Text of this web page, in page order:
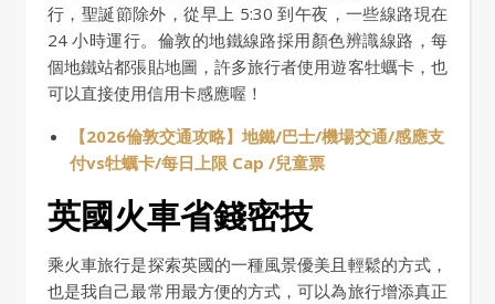
行，聖誕節除外，從早上 5:30 到午夜，一些線路現在
24 小時運行。倫敦的地鐵線路採用顏色辨識線路，每
個地鐵站都張貼地圖，許多旅行者使用遊客牡蠣卡，也
可以直接使用信用卡感應喔！
【2026倫敦交通攻略】地鐵/巴士/機場交通/感應支
付vs牡蠣卡/每日上限 Cap /兒童票
英國火車省錢密技
乘火車旅行是探索英國的一種風景優美且輕鬆的方式，
也是我自己最常用最方便的方式，可以為旅行增添真正